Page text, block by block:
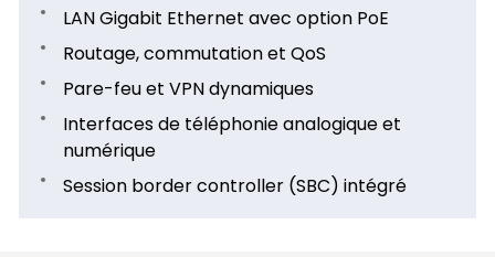
LAN Gigabit Ethernet avec option PoE
Routage, commutation et QoS
Pare-feu et VPN dynamiques
Interfaces de téléphonie analogique et
numérique
Session border controller (SBC) intégré